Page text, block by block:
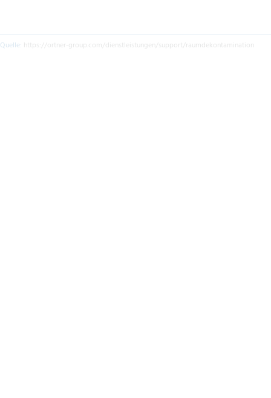
Quelle: https://ortner-group.com/dienstleistungen/support/raumdekontamination